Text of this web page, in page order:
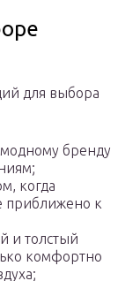
для выбора
модному бренду
когда
приближено к
и толстый
комфортно